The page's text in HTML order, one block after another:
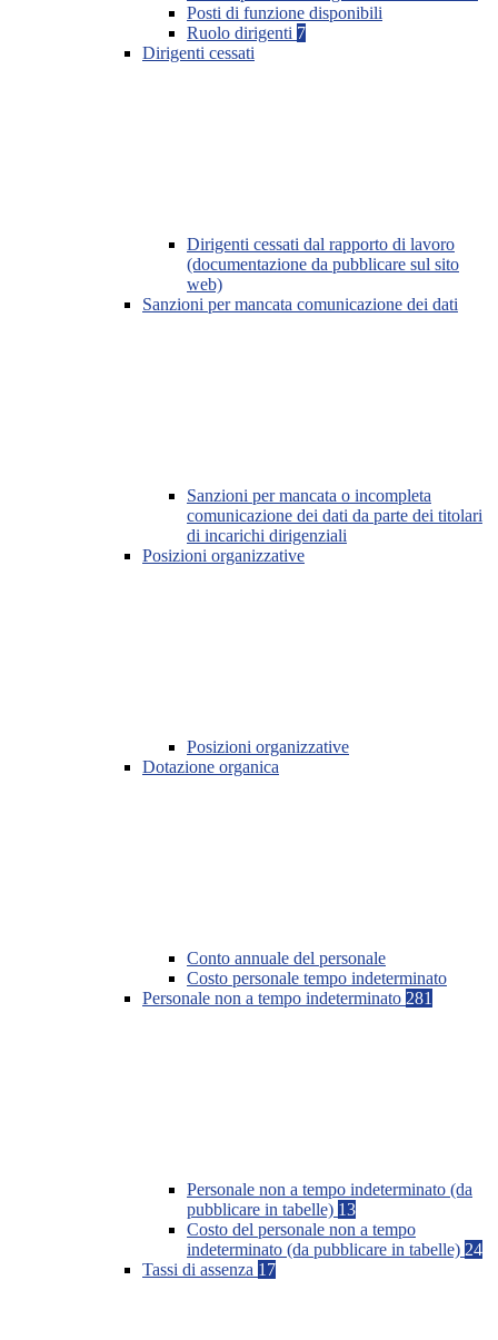
Posti di funzione disponibili
Ruolo dirigenti 7
Dirigenti cessati
Dirigenti cessati dal rapporto di lavoro
(documentazione da pubblicare sul sito
web)
Sanzioni per mancata comunicazione dei dati
Sanzioni per mancata o incompleta
comunicazione dei dati da parte dei titolari
di incarichi dirigenziali
Posizioni organizzative
Posizioni organizzative
Dotazione organica
Conto annuale del personale
Costo personale tempo indeterminato
Personale non a tempo indeterminato 281
Personale non a tempo indeterminato (da
pubblicare in tabelle) 13
Costo del personale non a tempo
indeterminato (da pubblicare in tabelle) 24
Tassi di assenza 17